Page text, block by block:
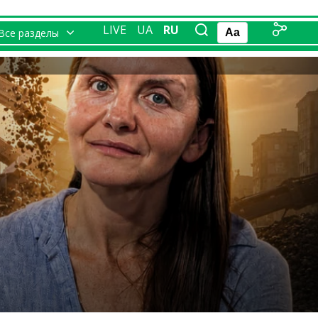
разделы LIVE UA RU Aa